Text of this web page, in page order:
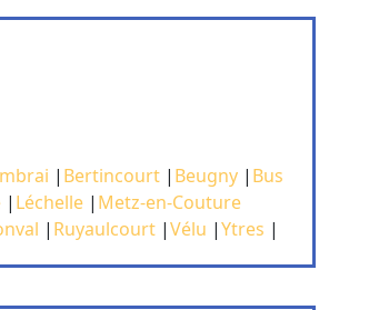
| Bertincourt | Beugny | Bus
| Léchelle | Metz-en-Couture
| Ruyaulcourt |Vélu |Ytres |